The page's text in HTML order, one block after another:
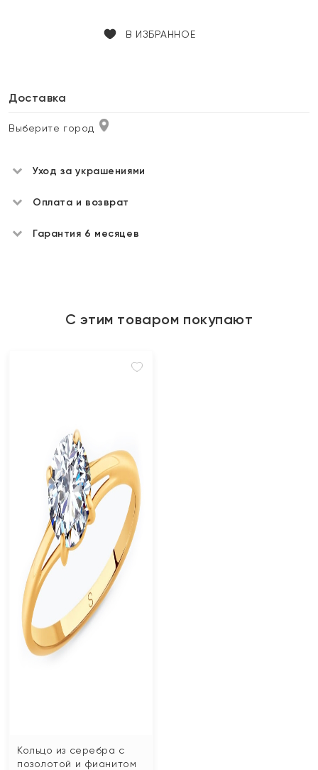
В ИЗБРАННОЕ
Доставка
Выберите город
Уход за украшениями
Оплата и возврат
Гарантия 6 месяцев
С этим товаром покупают
Кольцо из серебра с
позолотой и фианитом